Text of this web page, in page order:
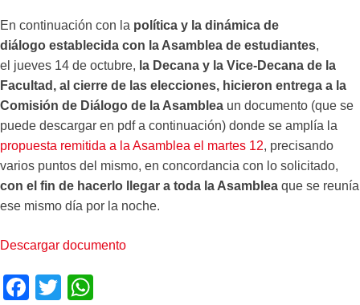
En continuación con la política y la dinámica de
diálogo establecida con la Asamblea de estudiantes,
el jueves 14 de octubre, la Decana y la Vice-Decana de la
Facultad, al cierre de las elecciones, hicieron entrega a la
Comisión de Diálogo de la Asamblea un documento (que se
puede descargar en pdf a continuación) donde se amplía la
propuesta remitida a la Asamblea el martes 12, precisando
varios puntos del mismo, en concordancia con lo solicitado,
con el fin de hacerlo llegar a toda la Asamblea que se reunía
ese mismo día por la noche.
Descargar documento
F
T